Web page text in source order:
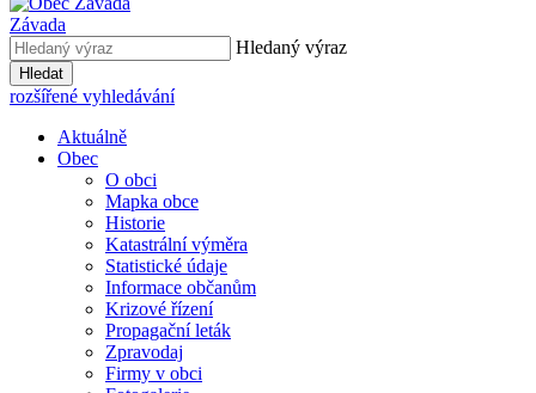
Závada
Hledaný výraz
Hledat
rozšířené vyhledávání
Aktuálně
Obec
O obci
Mapka obce
Historie
Katastrální výměra
Statistické údaje
Informace občanům
Krizové řízení
Propagační leták
Zpravodaj
Firmy v obci